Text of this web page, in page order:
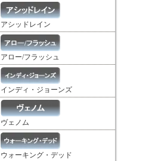
アシッドレイン
アロー/フラッシュ
インディ・ジョーンズ
ヴェノム
ウォーキング・デッド